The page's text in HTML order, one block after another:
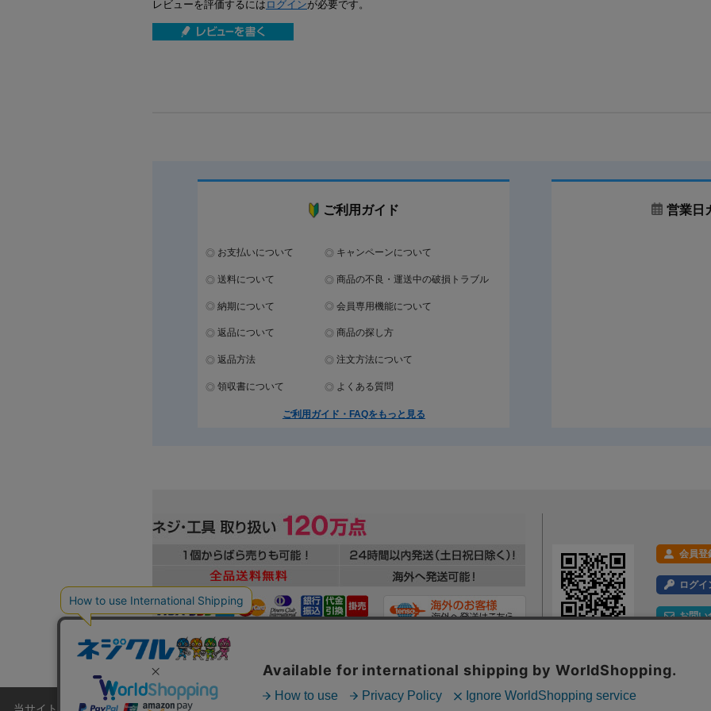
レビューを評価するには ログインが必要です。
ご利用ガイド
お支払いについて キャンペーンについて
送料について 商品の不良・運送中の破損トラブル
納期について 会員専用機能について
返品について 商品の探し方
返品方法 注文方法について
領収書について よくある質問
ご利用ガイド・FAQをもっと見る
営業日
会員登
ログイ
お問い